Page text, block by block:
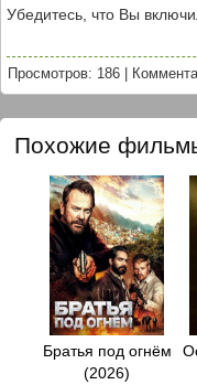
Убедитесь, что Вы
Просмотров: 186
Похожие
Братья под огнём
(2026)